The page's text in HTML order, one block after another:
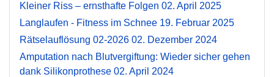
Kleiner Riss – ernsthafte Folgen 02. April 2025
Langlaufen - Fitness im Schnee 19. Februar 2025
Rätselauflösung 02-2026 02. Dezember 2024
Amputation nach Blutvergiftung: Wieder sicher gehen
dank Silikonprothese 02. April 2024